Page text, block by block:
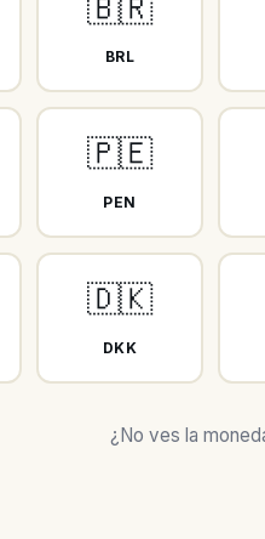
🇧🇷
BRL
🇵🇪
PEN
🇩🇰
DKK
¿No ves la